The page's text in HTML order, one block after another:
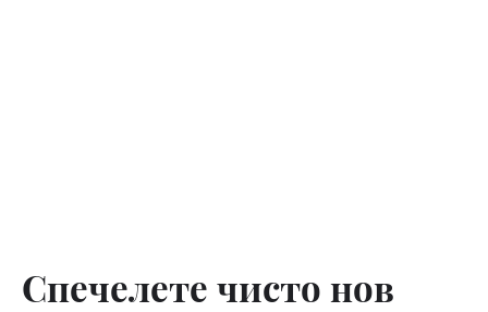
Спечелете чисто нов